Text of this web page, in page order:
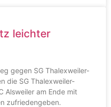
leichter
gegen SG Thalexweiler-
die SG Thalexweiler-
Alsweiler am Ende mit
zufriedengeben.